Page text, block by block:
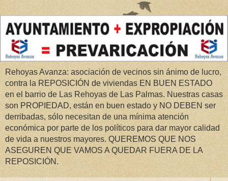
Rehoyas Avanza: asociación de vecinos sin ánimo de lucro,
contra la REPOSICIÓN de viviendas EN BUEN ESTADO
en el barrio de Las Rehoyas de Las Palmas. Nuestras casas
son PROPIEDAD, están en buen estado y NO DEBEN ser
derribadas, sólo necesitan de una mínima atención
económica por parte de los políticos para dar mayor calidad
de vida a nuestros mayores. QUEREMOS QUE NOS
ASEGUREN QUE VAMOS A QUEDAR FUERA DE LA
REPOSICIÓN.